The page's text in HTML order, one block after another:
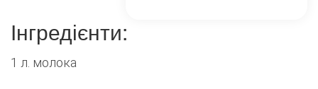
Інгредієнти:
1 л. молока